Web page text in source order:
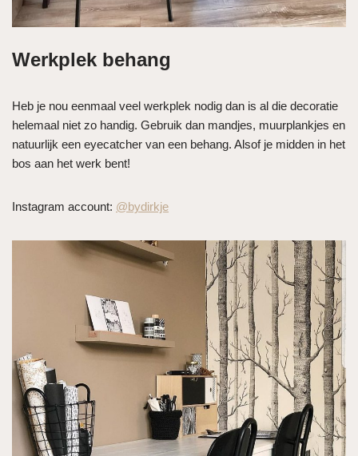
Werkplek behang
Heb je nou eenmaal veel werkplek nodig dan is al die decoratie
helemaal niet zo handig. Gebruik dan mandjes, muurplankjes en
natuurlijk een eyecatcher van een behang. Alsof je midden in het
bos aan het werk bent!
Instagram account: @bydirkje